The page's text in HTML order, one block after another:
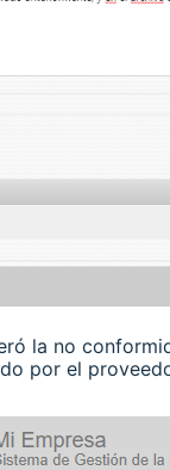
la no